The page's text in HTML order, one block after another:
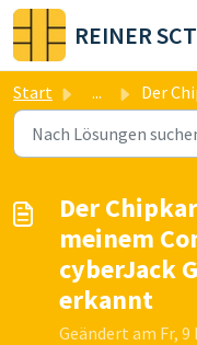
Zum hauptsächlichen
REINER
Start ... Der Chipkartenleser
Der
meinem
cyberJack
erkannt
Geändert am Fr, 9